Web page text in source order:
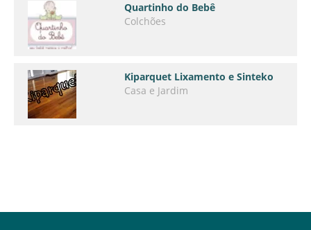
Quartinho do Bebê
Colchões
Kiparquet Lixamento e Sinteko
Casa e Jardim